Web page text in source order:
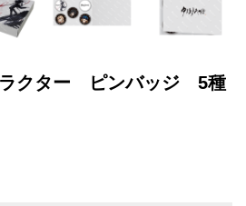
クター ピンバッジ 5種